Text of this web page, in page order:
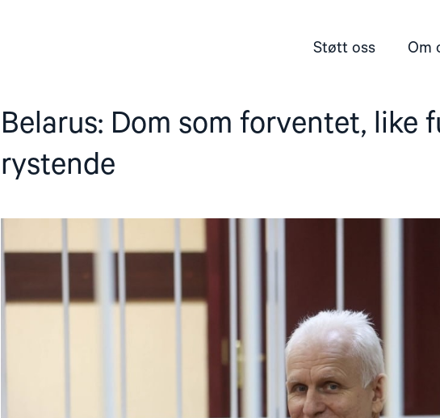
Støtt oss Om
Belarus: Dom som forventet, like
rystende